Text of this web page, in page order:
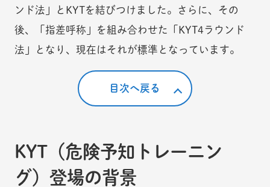
ンド法」とKYTを結びつけました。さらに、その
後、「指差呼称」を組み合わせた「KYT4ラウンド
法」となり、現在はそれが標準となっています。
目次へ戻る
KYT（危険予知トレーニン
グ）登場の背景